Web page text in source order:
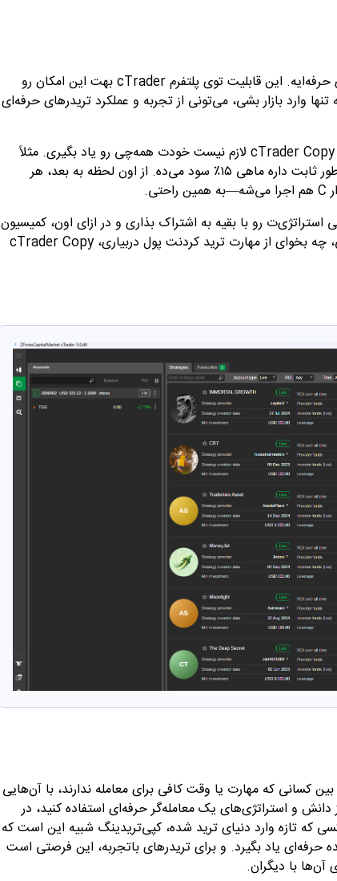
این قابلیت توی پلتفرمcTraderبهت این امکان رو
وارد بازار بشی، می‌تونی از تجربه و عملکرد تریدرهای حرفه‌ای
cTrader Copy لازم نیست خودت همه‌چی رو یاد بگیری. مثلاً
میاد و ۲۵۰۰ دلارش رو به یه استراتژی اختصاص می‌ده که به‌طور ثابت داره ماهی ۱۵٪ سود می‌ده. از اون لحظه به بعد، هر
C هم اجرا می‌شه—به همین راحتی.
استراتژی‌ت رو با بقیه به اشتراک بذاری و در ازای اون، کمیسیون
بخوای از مهارت ترید کردنت پول دربیاری، cTrader Copy
کسانی که مهارت یا وقت کافی برای معامله ندارند، با آن‌هایی
و استراتژی‌های یک معامله‌گر حرفه‌ای استفاده کنید، در
که تازه وارد دنیای ترید شده، کپی‌تریدینگ شبیه این است که
حرفه‌ای یاد بگیرد. و برای تریدرهای باتجربه، این فرصتی است
آن‌ها با دیگران.